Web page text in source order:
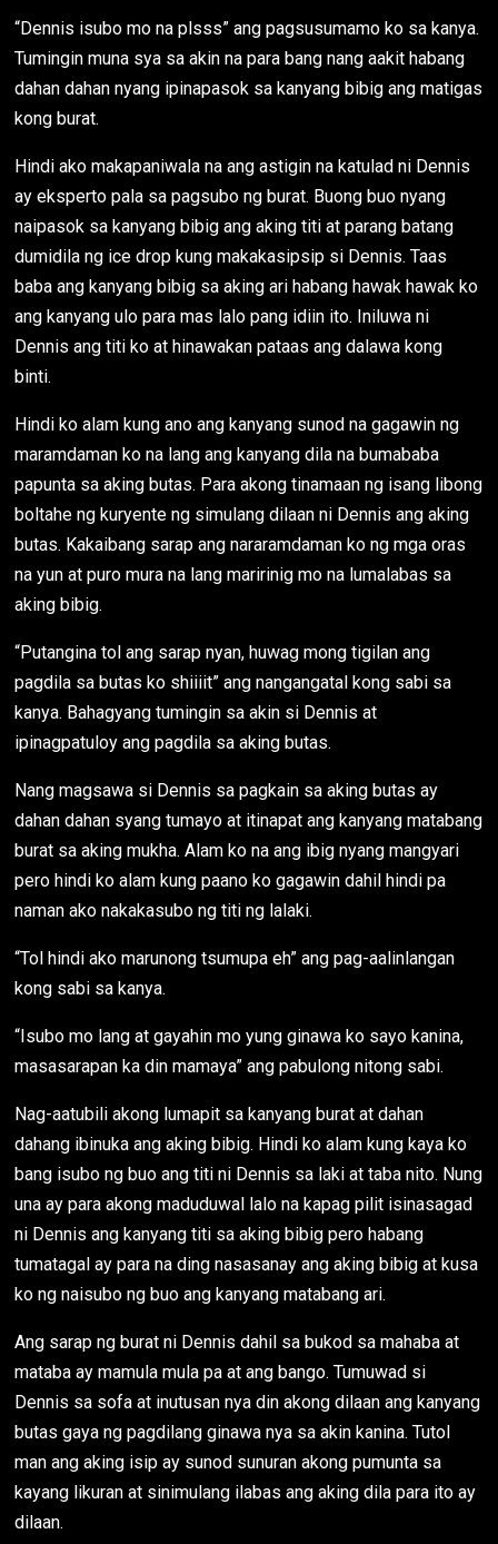
“Dennis isubo mo na plsss” ang pagsusumamo ko sa kanya.
Tumingin muna sya sa akin na para bang nang aakit habang
dahan dahan nyang ipinapasok sa kanyang bibig ang matigas
kong burat.
Hindi ako makapaniwala na ang astigin na katulad ni Dennis
ay eksperto pala sa pagsubo ng burat. Buong buo nyang
naipasok sa kanyang bibig ang aking titi at parang batang
dumidila ng ice drop kung makakasipsip si Dennis. Taas
baba ang kanyang bibig sa aking ari habang hawak hawak ko
ang kanyang ulo para mas lalo pang idiin ito. Iniluwa ni
Dennis ang titi ko at hinawakan pataas ang dalawa kong
binti.
Hindi ko alam kung ano ang kanyang sunod na gagawin ng
maramdaman ko na lang ang kanyang dila na bumababa
papunta sa aking butas. Para akong tinamaan ng isang libong
boltahe ng kuryente ng simulang dilaan ni Dennis ang aking
butas. Kakaibang sarap ang nararamdaman ko ng mga oras
na yun at puro mura na lang maririnig mo na lumalabas sa
aking bibig.
“Putangina tol ang sarap nyan, huwag mong tigilan ang
pagdila sa butas ko shiiiit” ang nangangatal kong sabi sa
kanya. Bahagyang tumingin sa akin si Dennis at
ipinagpatuloy ang pagdila sa aking butas.
Nang magsawa si Dennis sa pagkain sa aking butas ay
dahan dahan syang tumayo at itinapat ang kanyang matabang
burat sa aking mukha. Alam ko na ang ibig nyang mangyari
pero hindi ko alam kung paano ko gagawin dahil hindi pa
naman ako nakakasubo ng titi ng lalaki.
“Tol hindi ako marunong tsumupa eh” ang pag-aalinlangan
kong sabi sa kanya.
“Isubo mo lang at gayahin mo yung ginawa ko sayo kanina,
masasarapan ka din mamaya” ang pabulong nitong sabi.
Nag-aatubili akong lumapit sa kanyang burat at dahan
dahang ibinuka ang aking bibig. Hindi ko alam kung kaya ko
bang isubo ng buo ang titi ni Dennis sa laki at taba nito. Nung
una ay para akong maduduwal lalo na kapag pilit isinasagad
ni Dennis ang kanyang titi sa aking bibig pero habang
tumatagal ay para na ding nasasanay ang aking bibig at kusa
ko ng naisubo ng buo ang kanyang matabang ari.
Ang sarap ng burat ni Dennis dahil sa bukod sa mahaba at
mataba ay mamula mula pa at ang bango. Tumuwad si
Dennis sa sofa at inutusan nya din akong dilaan ang kanyang
butas gaya ng pagdilang ginawa nya sa akin kanina. Tutol
man ang aking isip ay sunod sunuran akong pumunta sa
kayang likuran at sinimulang ilabas ang aking dila para ito ay
dilaan.